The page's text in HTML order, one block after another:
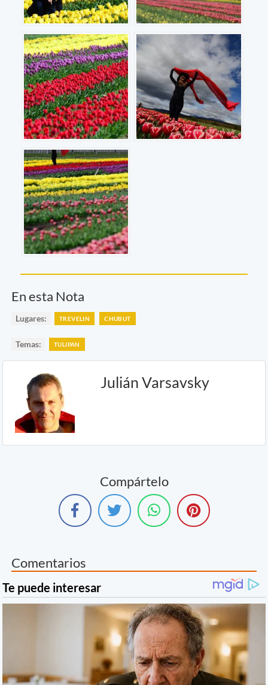
En esta Nota
Lugares: TREVELIN CHUBUT
Temas: TULIPAN
Julián Varsavsky
Compártelo
Comentarios